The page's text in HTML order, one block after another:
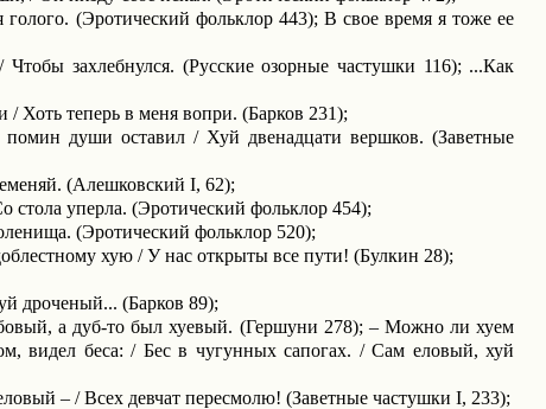
(Эротический фольклор 443); В свое время я тоже ее
захлебнулся. (Русские озорные частушки 116); ...Как
/ Хоть теперь в меня вопри. (Барков 231);
души оставил / Хуй двенадцати вершков. (Заветные
(Алешковский I, 62);
уперла. (Эротический фольклор 454);
(Эротический фольклор 520);
хую / У нас открыты все пути! (Булкин 28);
дроченый... (Барков 89);
а дуб-то был хуевый. (Гершуни 278); – Можно ли хуем
видел беса: / Бес в чугунных сапогах. / Сам еловый, хуй
– / Всех девчат пересмолю! (Заветные частушки I, 233);